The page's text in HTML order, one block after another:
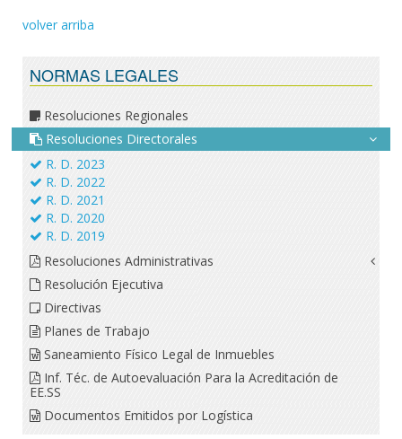
volver arriba
NORMAS LEGALES
Resoluciones Regionales
Resoluciones Directorales
R. D. 2023
R. D. 2022
R. D. 2021
R. D. 2020
R. D. 2019
Resoluciones Administrativas
Resolución Ejecutiva
Directivas
Planes de Trabajo
Saneamiento Físico Legal de Inmuebles
Inf. Téc. de Autoevaluación Para la Acreditación de
EE.SS
Documentos Emitidos por Logística